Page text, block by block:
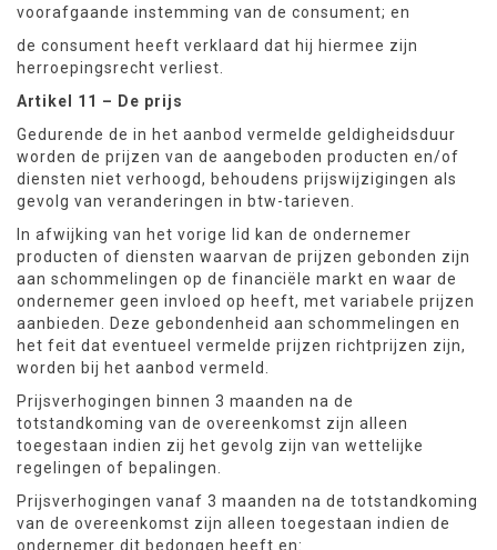
voorafgaande instemming van de consument; en
de consument heeft verklaard dat hij hiermee zijn
herroepingsrecht verliest.
Artikel 11 – De prijs
Gedurende de in het aanbod vermelde geldigheidsduur
worden de prijzen van de aangeboden producten en/of
diensten niet verhoogd, behoudens prijswijzigingen als
gevolg van veranderingen in btw-tarieven.
In afwijking van het vorige lid kan de ondernemer
producten of diensten waarvan de prijzen gebonden zijn
aan schommelingen op de financiële markt en waar de
ondernemer geen invloed op heeft, met variabele prijzen
aanbieden. Deze gebondenheid aan schommelingen en
het feit dat eventueel vermelde prijzen richtprijzen zijn,
worden bij het aanbod vermeld.
Prijsverhogingen binnen 3 maanden na de
totstandkoming van de overeenkomst zijn alleen
toegestaan indien zij het gevolg zijn van wettelijke
regelingen of bepalingen.
Prijsverhogingen vanaf 3 maanden na de totstandkoming
van de overeenkomst zijn alleen toegestaan indien de
ondernemer dit bedongen heeft en: